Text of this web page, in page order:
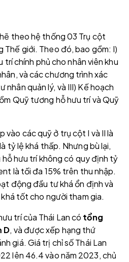
theo hệ thống 03 Trụ cột
Thế giới. Theo đó, bao gồm: I)
trí chính phủ cho nhân viên khu
và các chương trình xác
quản lý, và III) Kế hoạch
Quỹ tương hỗ hưu trí và Quỹ
vào các quỹ ở trụ cột I và II là
tỷ lệ khá thấp. Nhưng bù lại,
hưu trí không có quy định tỷ
là tối đa 15% trên thu nhập.
động đầu tư khá ổn định và
tốt cho người tham gia.
trí của Thái Lan có tổng
D, và được xếp hạng thứ
giá. Giá trị chỉ số Thái Lan
lên 46.4 vào năm 2023, chủ